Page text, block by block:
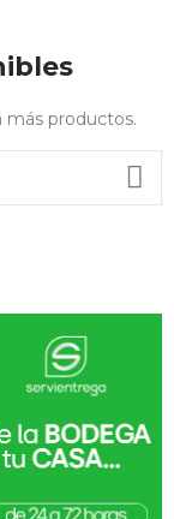
más productos.